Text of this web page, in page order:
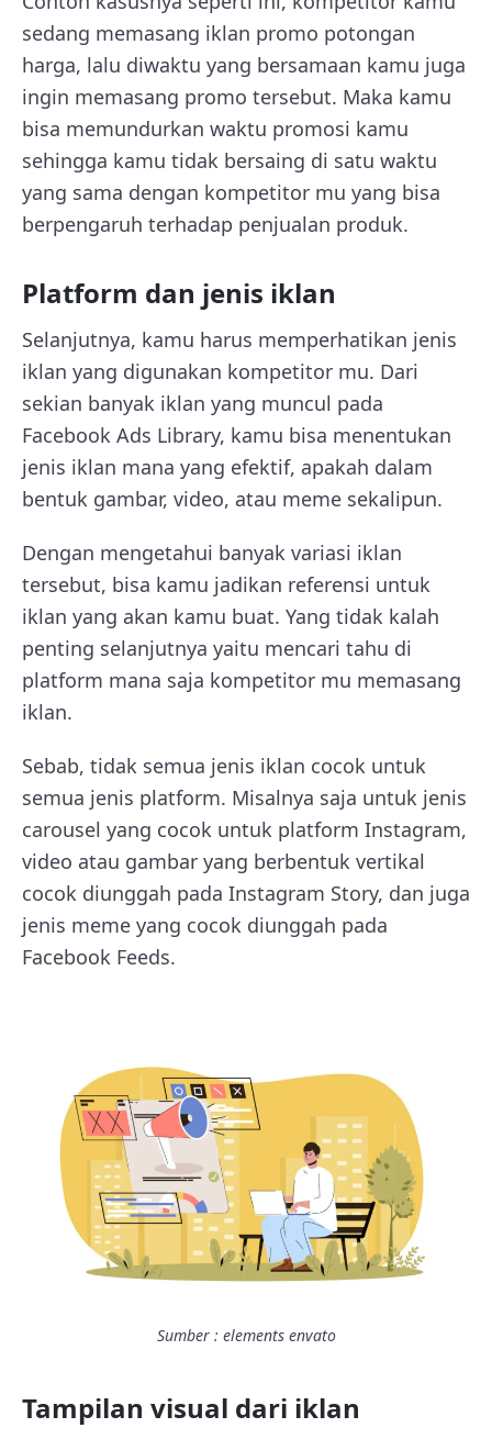
sedang memasang iklan promo potongan
harga, lalu diwaktu yang bersamaan kamu juga
ingin memasang promo tersebut. Maka kamu
bisa memundurkan waktu promosi kamu
sehingga kamu tidak bersaing di satu waktu
yang sama dengan kompetitor mu yang bisa
berpengaruh terhadap penjualan produk.
Platform dan jenis iklan
Selanjutnya, kamu harus memperhatikan jenis
iklan yang digunakan kompetitor mu. Dari
sekian banyak iklan yang muncul pada
Facebook Ads Library, kamu bisa menentukan
jenis iklan mana yang efektif, apakah dalam
bentuk gambar, video, atau meme sekalipun.
Dengan mengetahui banyak variasi iklan
tersebut, bisa kamu jadikan referensi untuk
iklan yang akan kamu buat. Yang tidak kalah
penting selanjutnya yaitu mencari tahu di
platform mana saja kompetitor mu memasang
iklan.
Sebab, tidak semua jenis iklan cocok untuk
semua jenis platform. Misalnya saja untuk jenis
carousel yang cocok untuk platform Instagram,
video atau gambar yang berbentuk vertikal
cocok diunggah pada Instagram Story, dan juga
jenis meme yang cocok diunggah pada
Facebook Feeds.
Sumber : elements envato
Tampilan visual dari iklan